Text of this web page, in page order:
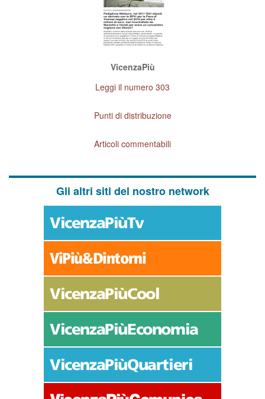
VicenzaPiù
Leggi il numero 303
Punti di distribuzione
Articoli commentabili
Gli altri siti del nostro network